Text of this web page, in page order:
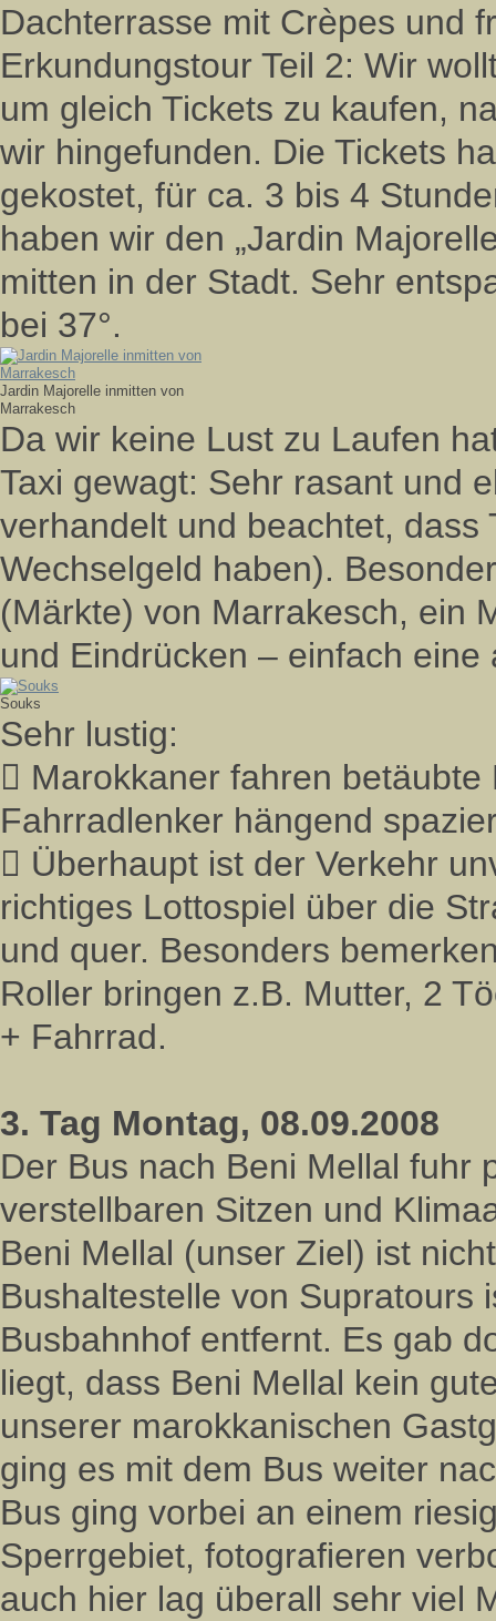
Dachterrasse mit Crèpes und
Erkundungstour Teil 2: Wir
um gleich Tickets zu kaufen,
wir hingefunden. Die Tickets
gekostet, für ca. 3 bis 4
haben wir den „Jardin
mitten in der Stadt. Sehr
bei 37°.
Jardin Majorelle inmitten von
Marrakesch
Da wir keine Lust zu Laufen
Taxi gewagt: Sehr rasant und
verhandelt und beachtet, dass
Wechselgeld haben).
(Märkte) von Marrakesch, ein
und Eindrücken – einfach eine
Souks
Sehr lustig:
 Marokkaner fahren
Fahrradlenker hängend
 Überhaupt ist der Verkehr
richtiges Lottospiel über die
und quer. Besonders
Roller bringen z.B. Mutter, 2
+ Fahrrad.
3. Tag Montag, 08.09.2008
Der Bus nach Beni Mellal fuhr
verstellbaren Sitzen und
Beni Mellal (unser Ziel) ist
Bushaltestelle von Supratours
Busbahnhof entfernt. Es gab
liegt, dass Beni Mellal kein
unserer marokkanischen
ging es mit dem Bus weiter
Bus ging vorbei an einem
Sperrgebiet, fotografieren
auch hier lag überall sehr viel